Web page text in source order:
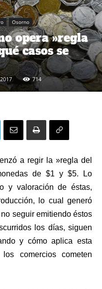
Osorno
opera »regla
casos se
714
a regir la »regla del
de $1 y $5. Lo
y valoración de éstas,
lo cual generó
seguir emitiendo éstos
los días, siguen
y cómo aplica esta
comercios cometen